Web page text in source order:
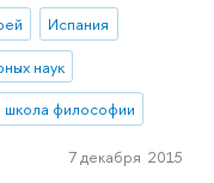
Испания
наук
школа философии
7 декабря 2015